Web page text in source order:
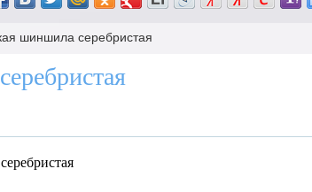
шиншила серебристая